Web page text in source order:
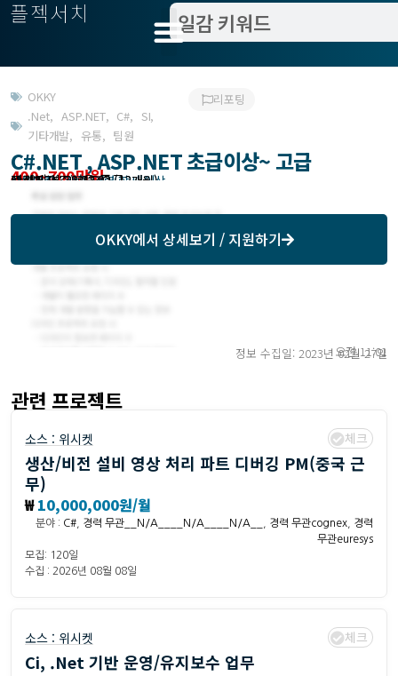
플젝서치
OKKY
.Net,ASP.NET, C#, SI,
기타개발,유통, 팀원
리포팅
C#.NET , ASP.NET 초급이상~ 고급
400~700만원
작업방식 : 상근, 경력 학사 이상
모집기한 : 23.03.02 (12개월)
예상기간 : 23.03.02 (12개월)
모집처 : (주) 예우
관련지역 : 서울 중구
OKKY에서 상세보기 / 지원하기
정보 수집일: 2023년 02월 27일
오전 11:01
관련 프로젝트
소스 : 위시켓 체크
생산/비전 설비 영상 처리 파트 디버깅 PM(중국 근
무)
₩10,000,000원/월
분야 : C# 경력 무관__N/A____N/A____N/A__ 경력 무관cognex
경력
무관euresys
모집: 120일
수집 : 2026년 08월 08일
소스 : 위시켓 체크
Ci, .Net 기반 운영/유지보수 업무